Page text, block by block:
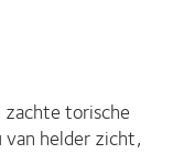
torische
helder zicht,